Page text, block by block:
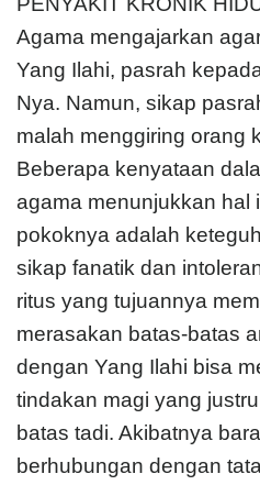
Agama mengajarkan
Yang Ilahi, pasrah
Nya. Namun, sikap
malah menggiring orang
Beberapa kenyataan
agama menunjukkan hal
pokoknya adalah
sikap fanatik dan
ritus yang tujuannya
merasakan batas-batas
dengan Yang Ilahi bisa
tindakan magi yang
batas tadi. Akibatnya
berhubungan dengan